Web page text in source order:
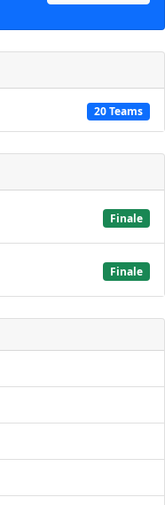
20 Teams
Finale
Finale